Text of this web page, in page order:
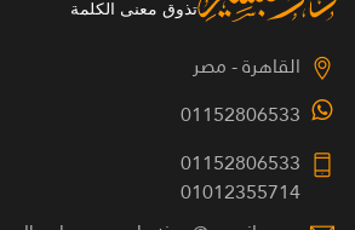
القاهرة - مصر
01152806533
01152806533
01012355714